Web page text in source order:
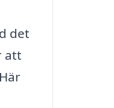
det
att